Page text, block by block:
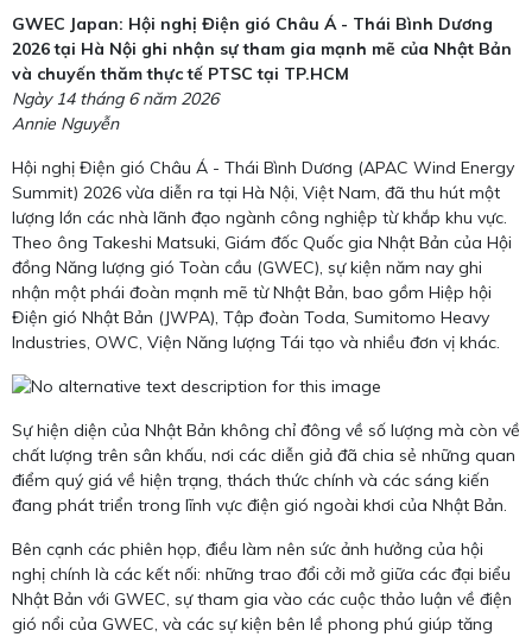
GWEC Japan: Hội nghị Điện gió Châu Á - Thái Bình Dương
2026 tại Hà Nội ghi nhận sự tham gia mạnh mẽ của Nhật Bản
và chuyến thăm thực tế PTSC tại TP.HCM
Ngày 14 tháng 6 năm 2026
Annie Nguyễn
Hội nghị Điện gió Châu Á - Thái Bình Dương (APAC Wind Energy
Summit) 2026 vừa diễn ra tại Hà Nội, Việt Nam, đã thu hút một
lượng lớn các nhà lãnh đạo ngành công nghiệp từ khắp khu vực.
Theo ông Takeshi Matsuki, Giám đốc Quốc gia Nhật Bản của Hội
đồng Năng lượng gió Toàn cầu (GWEC), sự kiện năm nay ghi
nhận một phái đoàn mạnh mẽ từ Nhật Bản, bao gồm Hiệp hội
Điện gió Nhật Bản (JWPA), Tập đoàn Toda, Sumitomo Heavy
Industries, OWC, Viện Năng lượng Tái tạo và nhiều đơn vị khác.
Sự hiện diện của Nhật Bản không chỉ đông về số lượng mà còn về
chất lượng trên sân khấu, nơi các diễn giả đã chia sẻ những quan
điểm quý giá về hiện trạng, thách thức chính và các sáng kiến
đang phát triển trong lĩnh vực điện gió ngoài khơi của Nhật Bản.
Bên cạnh các phiên họp, điều làm nên sức ảnh hưởng của hội
nghị chính là các kết nối: những trao đổi cởi mở giữa các đại biểu
Nhật Bản với GWEC, sự tham gia vào các cuộc thảo luận về điện
gió nổi của GWEC, và các sự kiện bên lề phong phú giúp tăng